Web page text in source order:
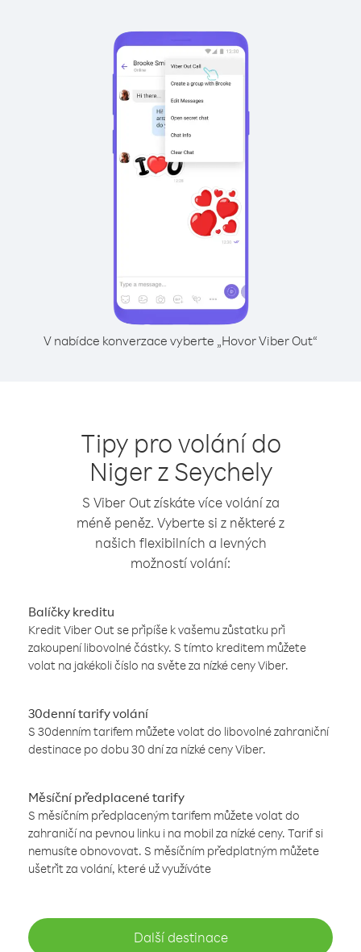
V nabídce konverzace vyberte „Hovor Viber Out“
Tipy pro volání do
Niger z Seychely
S Viber Out získáte více volání za
méně peněz. Vyberte si z některé z
našich flexibilních a levných
možností volání:
Balíčky kreditu
Kredit Viber Out se připíše k vašemu zůstatku při
zakoupení libovolné částky. S tímto kreditem můžete
volat na jakékoli číslo na světe za nízké ceny Viber.
30denní tarify volání
S 30denním tarifem můžete volat do libovolné zahraniční
destinace po dobu 30 dní za nízké ceny Viber.
Měsíční předplacené tarify
S měsíčním předplaceným tarifem můžete volat do
zahraničí na pevnou linku i na mobil za nízké ceny. Tarif si
nemusíte obnovovat. S měsíčním předplatným můžete
ušetřit za volání, které už využíváte
Další destinace